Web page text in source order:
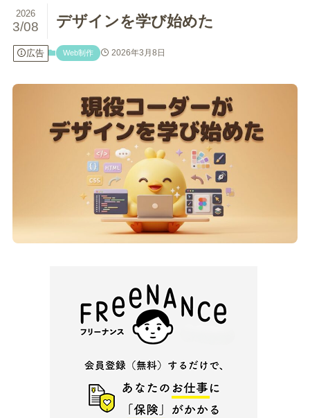
デザインを学び始めた
2026
3/08
広告 Web制作 2026年3月8日